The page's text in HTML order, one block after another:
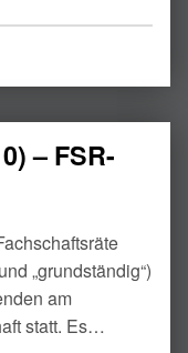
– FSR-
„grundständig“)
am
statt. Es…